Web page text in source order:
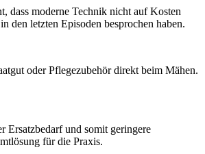
dass moderne Technik nicht auf Kosten
letzten Episoden besprochen haben.
oder Pflegezubehör direkt beim Mähen.
Ersatzbedarf und somit geringere
für die Praxis.